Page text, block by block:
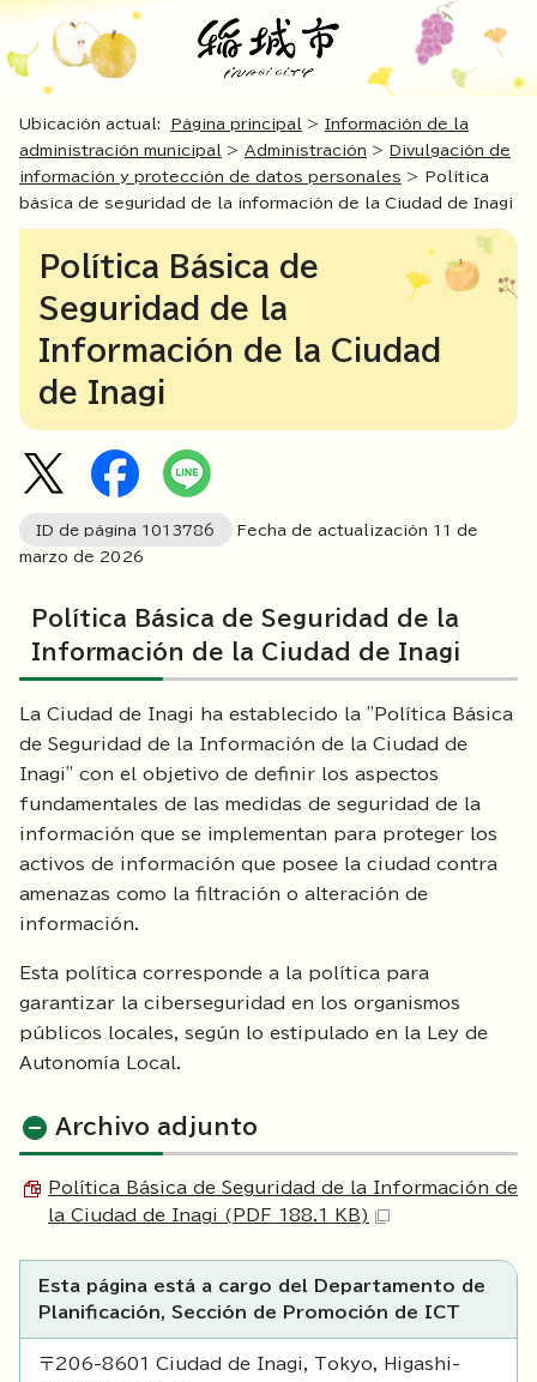
Ubicación actual: Página principal > Información de la
administración municipal
> Administración > Divulgación de
información y protección de datos personales > Política
básica de seguridad de la información de la Ciudad de Inagi
Política Básica de
Seguridad de la
Información de la Ciudad
de Inagi
ID de página 1013786 Fecha de actualización 11
de
marzo de 2026
Política Básica de Seguridad de la
Información de la Ciudad de Inagi
La Ciudad de Inagi ha establecido la "Política Básica
de Seguridad de la Información de la Ciudad de
Inagi" con el objetivo de definir los aspectos
fundamentales de las medidas de seguridad de la
información que se implementan para proteger los
activos de información que posee la ciudad contra
amenazas como la filtración o alteración de
información.
Esta política corresponde a la política para
garantizar la ciberseguridad en los organismos
públicos locales, según lo estipulado en la Ley de
Autonomía Local.
Archivo adjunto
Política Básica de Seguridad de la Información de
la Ciudad de Inagi (PDF 188.1 KB)
Esta página está a cargo del Departamento de
Planificación, Sección de Promoción de ICT
〒206-8601 Ciudad de Inagi, Tokyo, Higashi-